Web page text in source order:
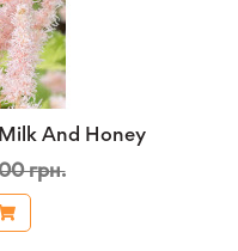
And Honey
грн.